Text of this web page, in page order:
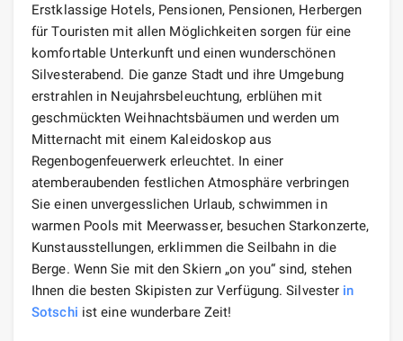
Erstklassige Hotels, Pensionen, Pensionen, Herbergen
für Touristen mit allen Möglichkeiten sorgen für eine
komfortable Unterkunft und einen wunderschönen
Silvesterabend. Die ganze Stadt und ihre Umgebung
erstrahlen in Neujahrsbeleuchtung, erblühen mit
geschmückten Weihnachtsbäumen und werden um
Mitternacht mit einem Kaleidoskop aus
Regenbogenfeuerwerk erleuchtet. In einer
atemberaubenden festlichen Atmosphäre verbringen
Sie einen unvergesslichen Urlaub, schwimmen in
warmen Pools mit Meerwasser, besuchen Starkonzerte,
Kunstausstellungen, erklimmen die Seilbahn in die
Berge. Wenn Sie mit den Skiern „on you“ sind, stehen
Ihnen die besten Skipisten zur Verfügung. Silvester in
Sotschi ist eine wunderbare Zeit!